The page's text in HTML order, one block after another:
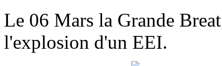
Le 06 Mars la Grande
l'explosion d'un EEI.